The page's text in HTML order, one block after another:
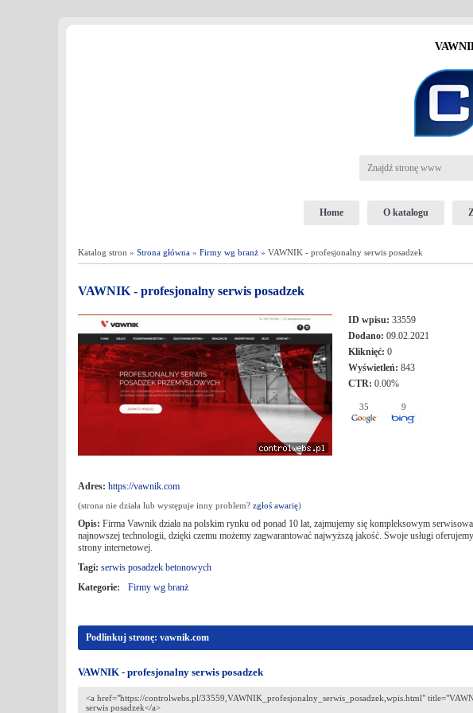
Home O katalogu
Katalog stron » Strona główna » Firmy wg branż » VAWNIK - profesjonalny serwis posadzek
VAWNIK - profesjonalny serwis posadzek
ID wpisu: 33559
Dodano: 09.02.2021
Kliknięć: 0
Wyświetleń: 843
CTR: 0.00%
35 9
Adres: https://vawnik.com
(strona nie działa lub występuje inny problem? zgłoś awarię)
Opis: Firma Vawnik działa na polskim rynku od ponad 10 lat, zajmujemy się kompleksowym
najnowszej technologii, dzięki czemu możemy zagwarantować najwyższą jakość. Swoje usługi
strony internetowej.
Tagi: serwis posadzek betonowych
Kategorie:
Firmy wg branż
Podlinkuj stronę: vawnik.com
VAWNIK - profesjonalny serwis posadzek